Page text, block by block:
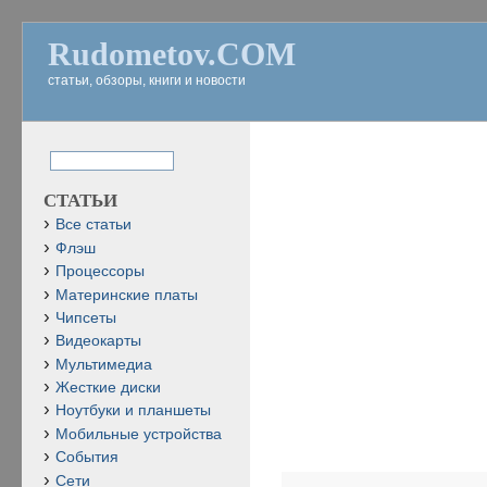
Rudometov.COM
статьи, обзоры, книги и новости
СТАТЬИ
Все статьи
Флэш
Процессоры
Материнские платы
Чипсеты
Видеокарты
Мультимедиа
Жесткие диски
Ноутбуки и планшеты
Мобильные устройства
События
Сети